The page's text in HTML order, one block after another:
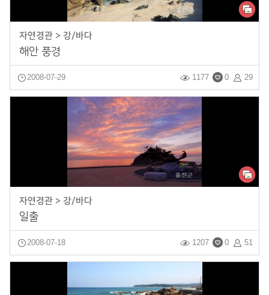
자연경관 > 강/바다
해안 풍경
2008-07-29 29
0
1177
자연경관 > 강/바다
일출
2008-07-18 51
0
1207